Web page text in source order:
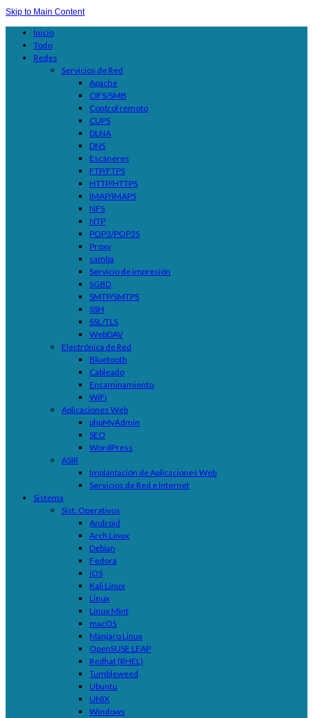
Skip to Main Content
Inicio
Todo
Redes
Servicios de Red
Apache
CIFS/SMB
Control remoto
CUPS
DLNA
DNS
Escáneres
FTP/FTPS
HTTP/HTTPS
IMAP/IMAPS
NFS
NTP
POP3/POP3S
Proxy
samba
Servicio de impresión
SGBD
SMTP/SMTPS
SSH
SSL/TLS
WebDAV
Electrónica de Red
Bluetooth
Cableado
Encaminamiento
WiFi
Aplicaciones Web
phpMyAdmin
SEO
WordPress
ASIR
Implantación de Aplicaciones Web
Servicios de Red e Internet
Sistema
Sist. Operativos
Android
Arch Linux
Debian
Fedora
iOS
Kali Linux
Linux
Linux Mint
macOS
Manjaro Linux
OpenSUSE LEAP
Redhat (RHEL)
Tumbleweed
Ubuntu
UNIX
Windows